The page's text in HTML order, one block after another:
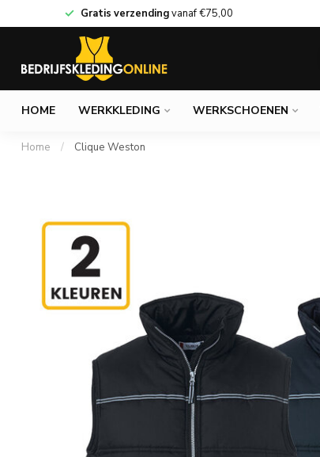
Gratis verzendingvanaf€75,00
HOME WERKKLEDING WERKSCHOENEN
Home / Clique Weston